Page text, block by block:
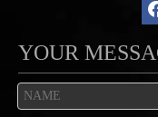
YOUR